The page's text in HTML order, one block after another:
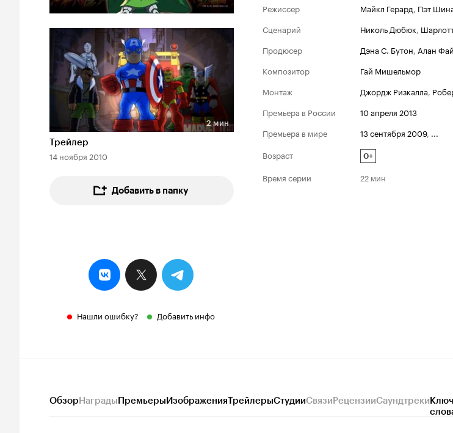
Длительность 2 мин
2 мин
Трейлер
14 ноября 2010
Добавить в папку
Нашли ошибку? Добавить инфо
Режиссер
Майкл Герард, Пэт
Сценарий
Николь Дюбюк,
Продюсер
Дэна С. Бутон, Алан
Композитор
Гай Мишельмор
Монтаж
Джордж Ризкалла,
Премьера в России
10 апреля 2013
Премьера в мире
13 сентября 2009, ...
Возраст
0+
Время серии 22 мин
ОбзорНаградыПремьерыИзображенияТрейлерыСтудииСвязиРецензииСаундтреки